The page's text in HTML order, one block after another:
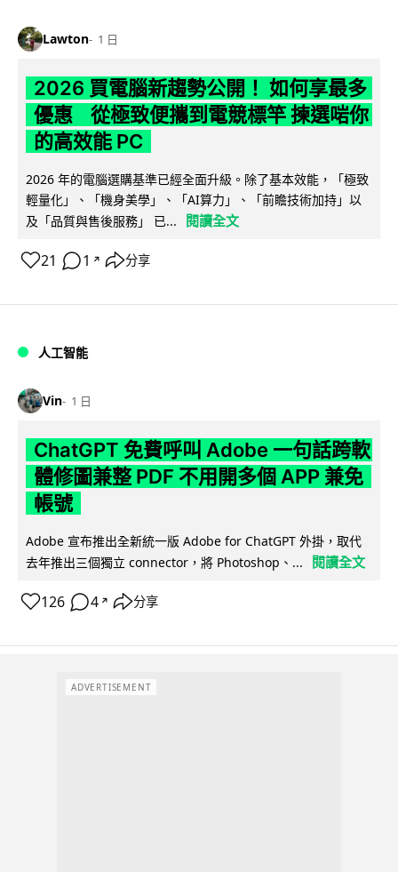
Lawton 1 日
2026 買電腦新趨勢公開！ 如何享最多
優惠 從極致便攜到電競標竿 揀選啱你
的高效能 PC
2026 年的電腦選購基準已經全面升級。除了基本效能，「極致
輕量化」、「機身美學」、「AI算力」、「前瞻技術加持」以
及「品質與售後服務」 已...
閱讀全文
21 1 ↗ 分享
人工智能
Vin 1 日
ChatGPT 免費呼叫 Adobe 一句話跨軟
體修圖兼整 PDF 不用開多個 APP 兼免
帳號
Adobe 宣布推出全新統一版 Adobe for ChatGPT 外掛，取代
去年推出三個獨立 connector，將 Photoshop、...
閱讀全文
126 4 ↗ 分享
ADVERTISEMENT